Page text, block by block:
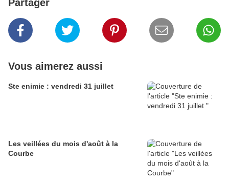
Partager
Vous aimerez aussi
Ste enimie : vendredi 31 juillet
Les veillées du mois d'août à la
Courbe